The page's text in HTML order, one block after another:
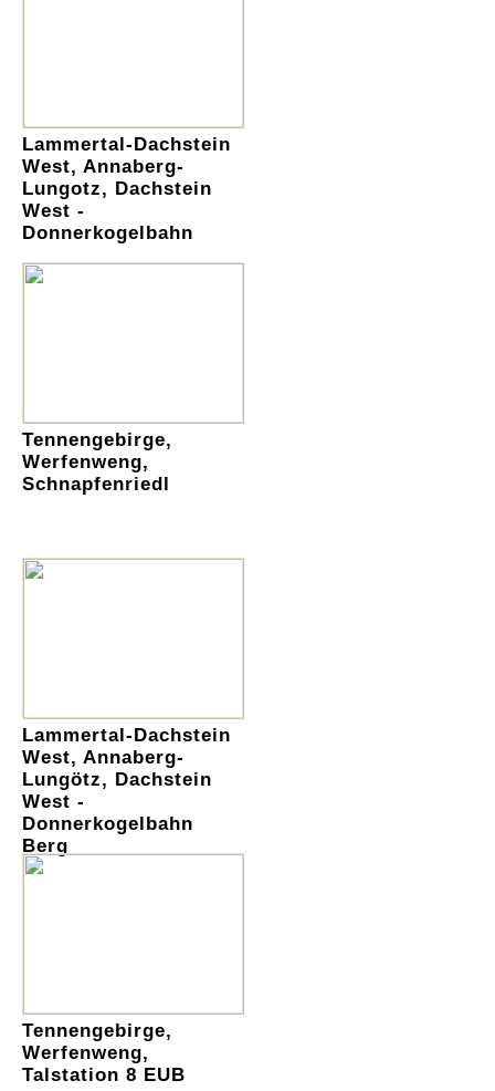
Lammertal-Dachstein
West, Annaberg-
Lungotz, Dachstein
West -
Donnerkogelbahn
Tennengebirge,
Werfenweng,
Schnapfenriedl
Lammertal-Dachstein
West, Annaberg-
Lungötz, Dachstein
West -
Donnerkogelbahn
Berg
Tennengebirge,
Werfenweng,
Talstation 8 EUB